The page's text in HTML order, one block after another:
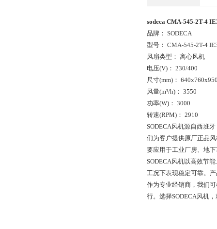
sodeca CMA-545-2T-4
品牌： SODECA
型号： CMA-545-2T-4
风扇类型： 离心风机
电压(V)： 230/400
尺寸(mm)：
风量(m³/h)： 3550
功率(W)： 3000
转速(RPM)： 2910
SODECA风机源自西班
们为客户提供原厂正品
要应用于工业厂房、地
SODECA风机以高效节
工况下表现稳定可靠。
作为专业经销商，我们
行。选择SODECA风机